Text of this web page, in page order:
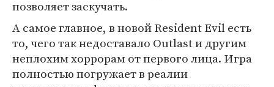
позволяет заскучать.
А самое главное, в новой Resident Evil есть
то, чего так недоставало Outlast и другим
неплохим хоррорам от первого лица. Игра
полностью погружает в реалии